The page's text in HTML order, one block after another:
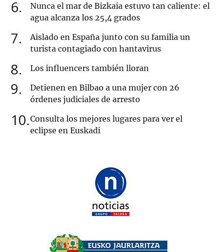
6
Nunca el mar de Bizkaia estuvo tan caliente: el
agua alcanza los 25,4 grados
7
Aislado en España junto con su familia un
turista contagiado con hantavirus
8 Los influencers también lloran
9
Detienen en Bilbao a una mujer con 26
órdenes judiciales de arresto
10 Consulta los mejores lugares para ver el
eclipse en Euskadi